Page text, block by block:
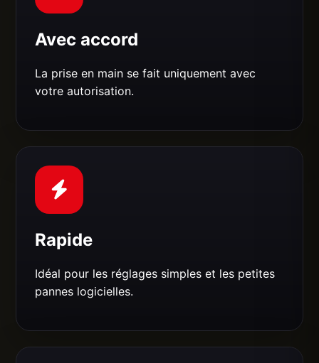
Avec accord
La prise en main se fait uniquement avec
votre autorisation.
Rapide
Idéal pour les réglages simples et les petites
pannes logicielles.